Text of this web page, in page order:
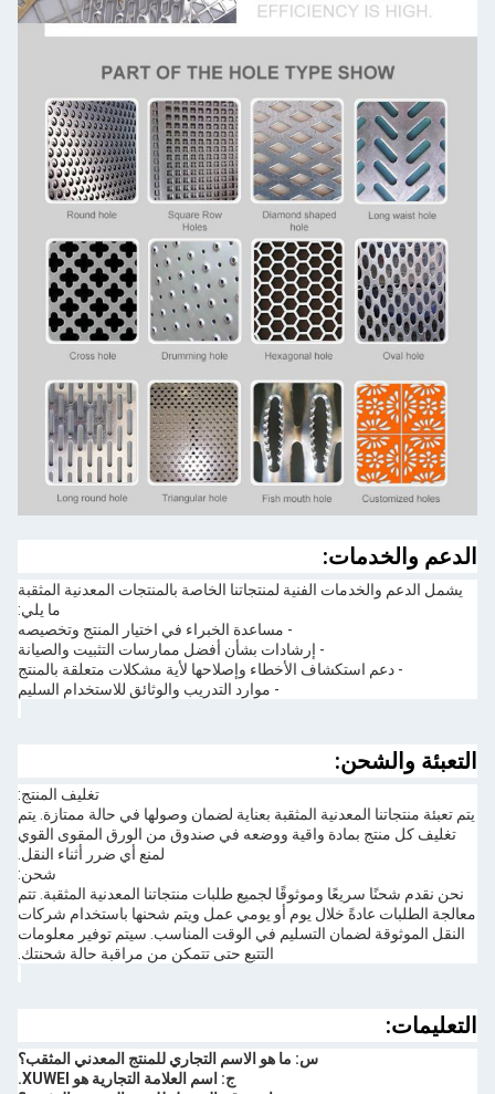
الدعم والخدمات:
يشمل الدعم والخدمات الفنية لمنتجاتنا الخاصة بالمنتجات المعدنية المثقبة
ما يلي:
- مساعدة الخبراء في اختيار المنتج وتخصيصه
- إرشادات بشأن أفضل ممارسات التثبيت والصيانة
- دعم استكشاف الأخطاء وإصلاحها لأية مشكلات متعلقة بالمنتج
- موارد التدريب والوثائق للاستخدام السليم
التعبئة والشحن:
تغليف المنتج:
يتم تعبئة منتجاتنا المعدنية المثقبة بعناية لضمان وصولها في حالة ممتازة. يتم
تغليف كل منتج بمادة واقية ووضعه في صندوق من الورق المقوى القوي
لمنع أي ضرر أثناء النقل.
شحن:
نحن نقدم شحنًا سريعًا وموثوقًا لجميع طلبات منتجاتنا المعدنية المثقبة. تتم
معالجة الطلبات عادةً خلال يوم أو يومي عمل ويتم شحنها باستخدام شركات
النقل الموثوقة لضمان التسليم في الوقت المناسب. سيتم توفير معلومات
التتبع حتى تتمكن من مراقبة حالة شحنتك.
التعليمات:
س: ما هو الاسم التجاري للمنتج المعدني المثقب؟
ج: اسم العلامة التجارية هو XUWEI.